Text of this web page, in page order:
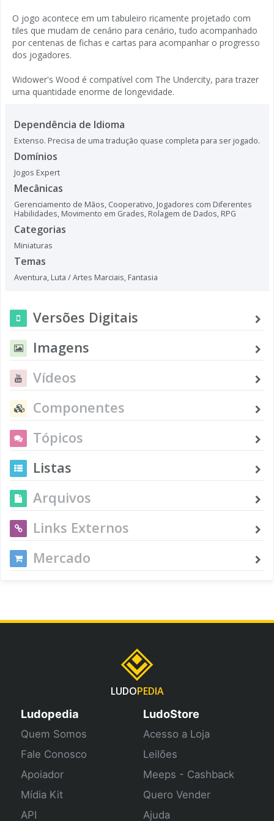
O jogo acontece em um tabuleiro ricamente projetado com
tiles que mudam de cenário para cenário, tudo acompanhado
por centenas de fichas e cartas para acompanhar o progresso
dos jogadores.
Widower's Wood é compatível com The Undercity, para trazer
uma quantidade enorme de longevidade.
Dependência de Idioma
Extenso. Precisa de uma tradução quase completa para ser jogado.
Domínios
Jogos Expert
Mecânicas
Gerenciamento de Mãos, Cooperativo, Jogadores com Diferentes
Habilidades, Movimento em Grades, Rolagem de Dados, RPG
Categorias
Miniaturas
Temas
Aventura, Luta / Artes Marciais, Fantasia
Versões Digitais
Imagens
Vídeos
Componentes
Tópicos
Listas
Arquivos
Links Externos
Mercado
LUDOPEDIA
Ludopedia
Quem Somos
Fale Conosco
Apoiador
Mídia Kit
API
LudoStore
Acesso a Loja
Leilões
Meeps - Cashback
Quero Vender
Ajuda